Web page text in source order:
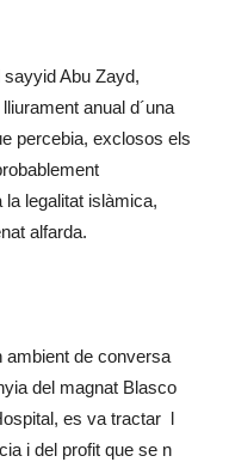
Abu Zayd,
anual d´una
percebia, exclosos els
legalitat islàmica,
alfarda.
ambient de conversa
del magnat Blasco
es va tractar l
i del profit que se n